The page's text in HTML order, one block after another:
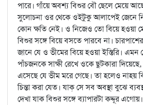
পারে। গাঁয়ে অবশ্য বিশুর বৌ ছেলে মেয়ে
সুলোচনা ওর থেকে ওইটুকু আলাপেই জেনে
কোন ক্ষতি নেই। ও নিজেও তো বিয়ে হওয়া
বিশুর সঙ্গে বিয়ে বসতে পারবে না।
জানে যে ও ভীমের বিয়ে হওয়া ইস্তিরি।
পাঁচজনকে সাক্ষী রেখে ওকে ছুটকারা
এসেছে যে ভীম মরে গেছে। তা হলেও নাহয়
চিন্তা করা যেত। যাক্‌ সে সব অবস্থা বুঝে
দেখা যাক বিশুর সঙ্গে ব্যাপারটা কদ্দূর